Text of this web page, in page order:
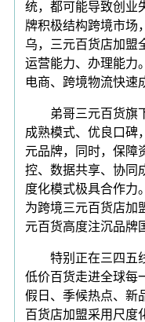
统，都可能导致创业
牌积极结构跨境市场
乌，三元百货店加盟
运营能力、办理能力
电商、跨境物流快速
弟哥三元百货旗下
成熟模式、优良口碑
元品牌，同时，保障
控、数据共享、协同
度化模式极具合作力
为跨境三元百货店加
元百货高度注沉品牌
特别正在三四五线
低价百货走进全球每
假日、季候热点、新
百货店加盟采用尺度